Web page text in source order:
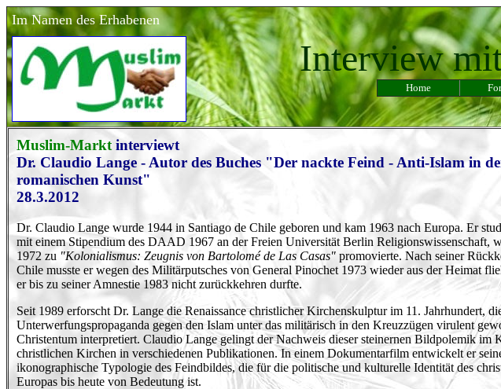
Im Namen des Erhabenen
Interview
Home
Muslim-Markt interviewt
Dr. Claudio Lange - Autor des Buches "Der nackte Feind - Anti-Islam in
romanischen Kunst"
28.3.2012
Dr. Claudio Lange wurde 1944 in Santiago de Chile geboren und kam 1963 nach Europa. Er
mit einem Stipendium des DAAD 1967 an der Freien Universität Berlin Religionswissenschaft,
1972 zu "Kolonialismus: Zeugnis von Bartolomé de Las Casas" promovierte. Nach seiner
Chile musste er wegen des Militärputsches von General Pinochet 1973 wieder aus der Heimat
er bis zu seiner Amnestie 1983 nicht zurückkehren durfte.
Seit 1989 erforscht Dr. Lange die Renaissance christlicher Kirchenskulptur im 11. Jahrhundert,
Unterwerfungspropaganda gegen den Islam unter das militärisch in den Kreuzzügen virulent
Christentum interpretiert. Claudio Lange gelingt der Nachweis dieser steinernen Bildpolemik im
christlichen Kirchen in verschiedenen Publikationen. In einem Dokumentarfilm entwickelt er
ikonographische Typologie des Feindbildes, die für die politische und kulturelle Identität des
Europas bis heute von Bedeutung ist.